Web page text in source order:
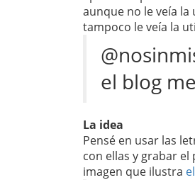
aunque no le veía
tampoco le veía la
el blog
La idea
Pensé en usar las
con ellas y grabar el
imagen que ilustra